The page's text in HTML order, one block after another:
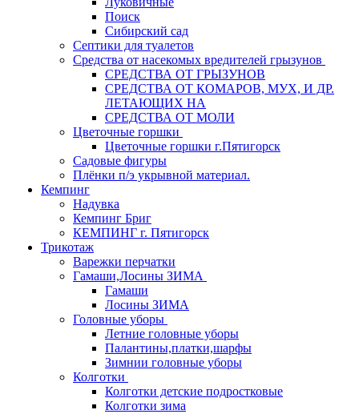
Поиск
Сибирский сад
Септики для туалетов
Средства от насекомых вредителей грызунов
СPEДСТВА ОТ ГРЫЗУНОВ
СРЕДСТВА ОТ КОМАРОВ, МУХ, И ДР.
ЛЕТАЮЩИХ НА
СРЕДСТВА ОТ МОЛИ
Цветочные горшки
Цветочные горшки г.Пятигорск
Садовые фигуры
Плёнки п/э укрывной материал.
Кемпинг
Надувка
Кемпинг Бриг
КЕМПИНГ г. Пятигорск
Трикотаж
Варежки перчатки
Гамаши,Лосины ЗИМА
Гамаши
Лосины ЗИМА
Головные уборы
Летние головные уборы
Палантины,платки,шарфы
Зимнии головные уборы
Колготки
Колготки детские подростковые
Колготки зима